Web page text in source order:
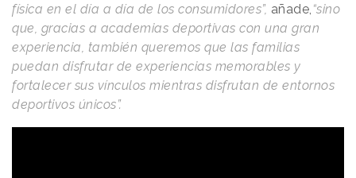
física en el día a día de los consumidores”, añade, “sino
que, gracias a academias deportivas con una gran
experiencia, también queremos que las familias
puedan disfrutar de experiencias memorables y
fortalecer sus vínculos mientras disfrutan de entornos
deportivos únicos”.